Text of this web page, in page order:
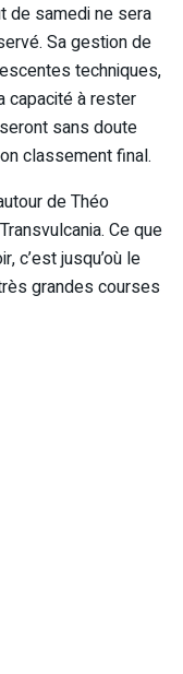
de samedi ne sera
Sa gestion de
techniques,
capacité à rester
sans doute
classement final.
de Théo
Ce que
c’est jusqu’où le
grandes courses